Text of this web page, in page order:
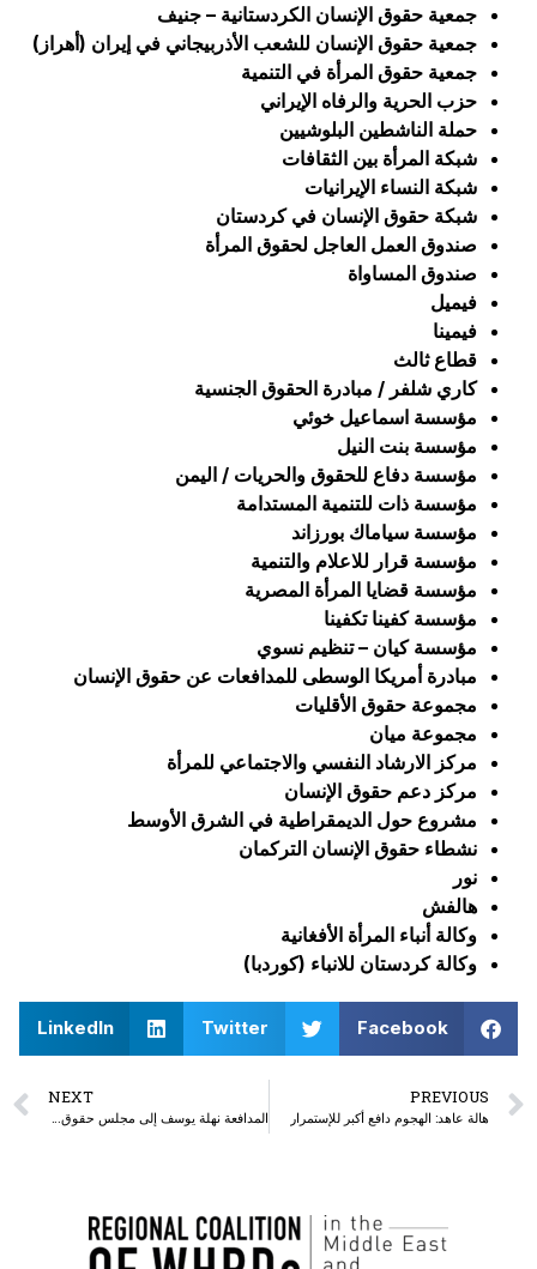
جمعية حقوق الإنسان الكردستانية – جنيف
جمعية حقوق الإنسان للشعب الأذربيجاني في إيران (أهراز)
جمعية حقوق المرأة في التنمية
حزب الحرية والرفاه الإيراني
حملة الناشطين البلوشيين
شبكة المرأة بين الثقافات
شبكة النساء الإيرانيات
شبكة حقوق الإنسان في كردستان
صندوق العمل العاجل لحقوق المرأة
صندوق المساواة
فيميل
فيمينا
قطاع ثالث
كاري شلفر / مبادرة الحقوق الجنسية
مؤسسة اسماعيل خوئي
مؤسسة بنت النيل
مؤسسة دفاع للحقوق والحريات / اليمن
مؤسسة ذات للتنمية المستدامة
مؤسسة سياماك بورزاند
مؤسسة قرار للاعلام والتنمية
مؤسسة قضايا المرأة المصرية
مؤسسة كفينا تكفينا
مؤسسة كيان – تنظيم نسوي
مبادرة أمريكا الوسطى للمدافعات عن حقوق الإنسان
مجموعة حقوق الأقليات
مجموعة ميان
مركز الارشاد النفسي والاجتماعي للمرأة
مركز دعم حقوق الإنسان
مشروع حول الديمقراطية في الشرق الأوسط
نشطاء حقوق الإنسان التركمان
نور
هالفش
وكالة أنباء المرأة الأفغانية
وكالة كردستان للانباء (کوردبا)
Facebook
Twitter
LinkedIn
PREVIOUS
هالة عاهد: الهجوم دافع أكبر للإستمرار
NEXT